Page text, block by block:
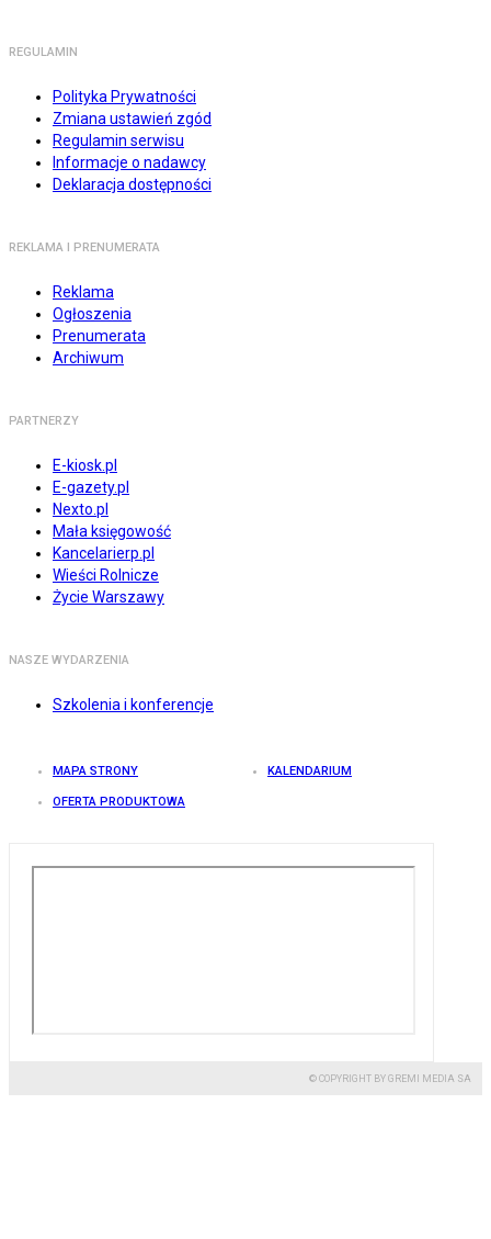
REGULAMIN
Polityka Prywatności
Zmiana ustawień zgód
Regulamin serwisu
Informacje o nadawcy
Deklaracja dostępności
REKLAMA I PRENUMERATA
Reklama
Ogłoszenia
Prenumerata
Archiwum
PARTNERZY
E-kiosk.pl
E-gazety.pl
Nexto.pl
Mała księgowość
Kancelarierp.pl
Wieści Rolnicze
Życie Warszawy
NASZE WYDARZENIA
Szkolenia i konferencje
MAPA STRONY KALENDARIUM
OFERTA PRODUKTOWA
© COPYRIGHT BY GREMI MEDIA SA